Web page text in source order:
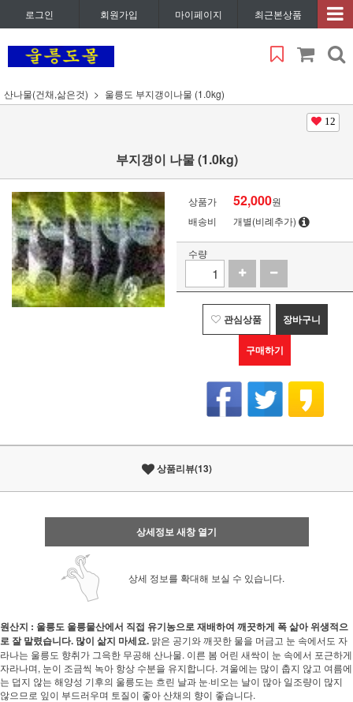
로그인 회원가입 마이페이지 최근본상품
산나물(건채,삶은것) 울릉도 부지갱이나물 (1.0kg)
12
부지갱이 나물 (1.0kg)
상품가 52,000원
배송비
개별(비례추가)
수량
관심상품 장바구니
구매하기
상품리뷰(13)
상세정보 새창 열기
상세 정보를 확대해 보실 수 있습니다.
원산지 : 울릉도 울릉물산에서 직접 유기농으로 재배하여 깨끗하게 폭 삶아 위생적으
로 잘 말렸습니다. 많이 삶지 마세요. 맑은 공기와 깨끗한 물을 머금고 눈 속에서도 자
라나는 울릉도 향취가 그윽한 무공해 산나물. 이른 봄 어린 새싹이 눈 속에서 포근하게
자라나며, 눈이 조금씩 녹아 항상 수분을 유지합니다. 겨울에는 많이 춥지 않고 여름에
는 덥지 않는 해양성 기후의 울릉도는 흐린 날과 눈·비오는 날이 많아 일조량이 많지
않으므로 잎이 부드러우며 토질이 좋아 산채의 향이 좋습니다.